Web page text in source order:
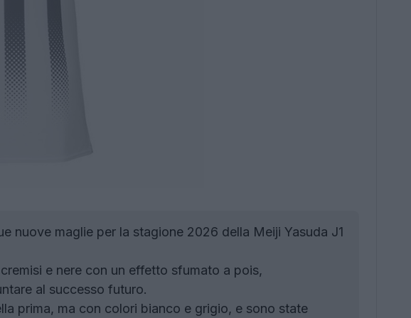
nuove maglie per la stagione 2026 della Meiji Yasuda J1
e nere con un effetto sfumato a pois,
al successo futuro.
prima, ma con colori bianco e grigio, e sono state